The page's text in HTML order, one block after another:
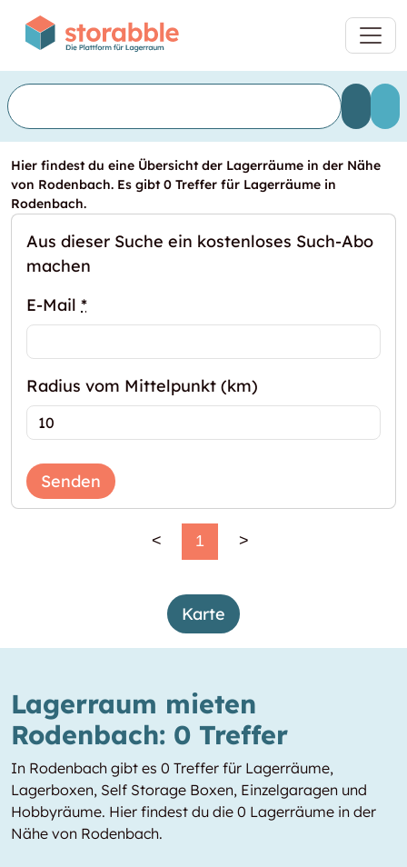
Hier findest du eine Übersicht der Lagerräume in der Nähe
von Rodenbach. Es gibt 0 Treffer für Lagerräume in
Rodenbach.
Aus dieser Suche ein kostenloses Such-Abo
machen
E-Mail *
Radius vom Mittelpunkt (km)
Senden
< 1 >
Karte
Lagerraum mieten
Rodenbach: 0 Treffer
In Rodenbach gibt es 0 Treffer für Lagerräume,
Lagerboxen, Self Storage Boxen, Einzelgaragen und
Hobbyräume. Hier findest du die 0 Lagerräume in der
Nähe von Rodenbach.